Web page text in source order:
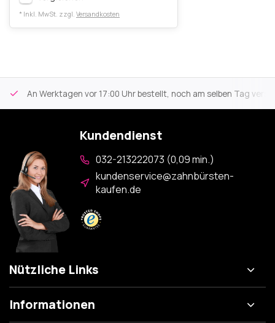
* Inkl. MwSt. zzgl. Versandkosten
An Werktagen vor 17:00 Uhr bestellt, noch am selben Tag
Kundendienst
032-213222073 (0,09 min.)
kundenservice@zahnbürsten-
kaufen.de
Nützliche Links
Informationen